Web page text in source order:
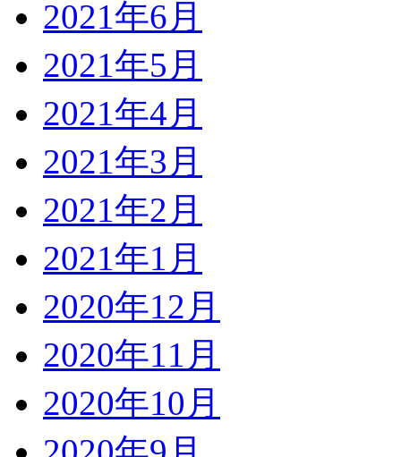
2021年6月
2021年5月
2021年4月
2021年3月
2021年2月
2021年1月
2020年12月
2020年11月
2020年10月